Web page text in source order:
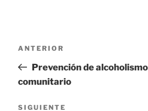
entradas
Entrada
anterior
ANTERIOR
Prevención de
comunitario
Siguiente
SIGUIENTE